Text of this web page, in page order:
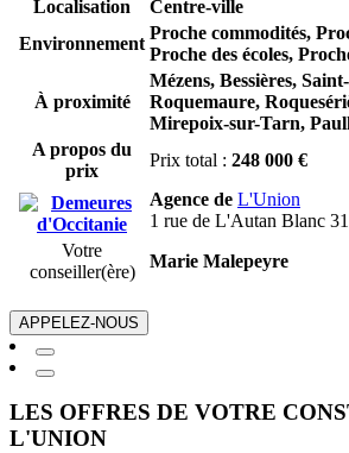
Localisation
Centre-ville
Environnement
Proche commodités,
Proche des écoles,
À proximité
Mézens, Bessières,
Roquemaure,
Mirepoix-sur-Tarn,
A propos du
prix
Prix total : 248 000 €
Agence de L'Union
1 rue de L'Autan Blanc
Votre
conseiller(ère)
Marie Malepeyre
APPELEZ-NOUS
LES OFFRES DE VOTRE
L'UNION